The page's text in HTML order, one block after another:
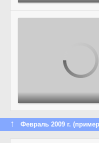
↑ Февраль 2009 г.